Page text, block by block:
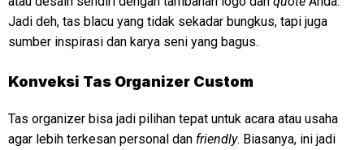
Jadi deh, tas blacu yang tidak sekadar bungkus, tapi juga
sumber inspirasi dan karya seni yang bagus.
Konveksi Tas Organizer Custom
Tas organizer bisa jadi pilihan tepat untuk acara atau usaha
agar lebih terkesan personal dan friendly. Biasanya, ini jadi